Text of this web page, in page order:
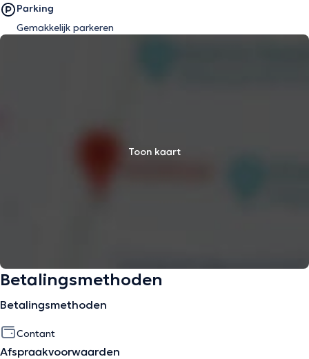
Parking
Gemakkelijk parkeren
Toon kaart
Betalingsmethoden
Betalingsmethoden
Contant
Afspraakvoorwaarden